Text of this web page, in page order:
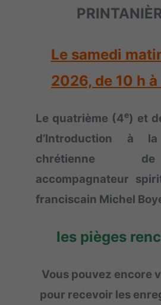
Le samedi
2026, de 10 h à
Le quatrième (4e) et
d’Introduction à
chrétienne
accompagnateur
franciscain Michel
les pièges
Vous pouvez encore
pour recevoir les